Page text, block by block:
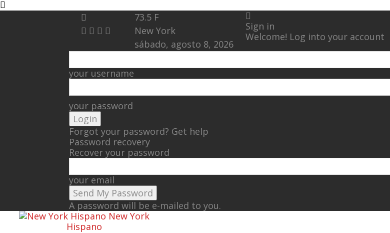
73.5 F
New York
sábado, agosto 8, 2026
Sign in
Welcome! Log into your account
your username
your password
Forgot your password? Get help
Password recovery
Recover your password
your email
A password will be e-mailed to you.
New York
Hispano